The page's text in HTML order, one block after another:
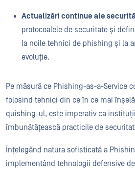
Actualizări continue ale
protocoalele de securitate și
la noile tehnici de phishing și la
evoluție.
Pe măsură ce Phishing-as-a-Service
folosind tehnici din ce în ce mai
quishing-ul, este imperativ ca
îmbunătățească practicile de
Înțelegând natura sofisticată a
implementând tehnologii defensive